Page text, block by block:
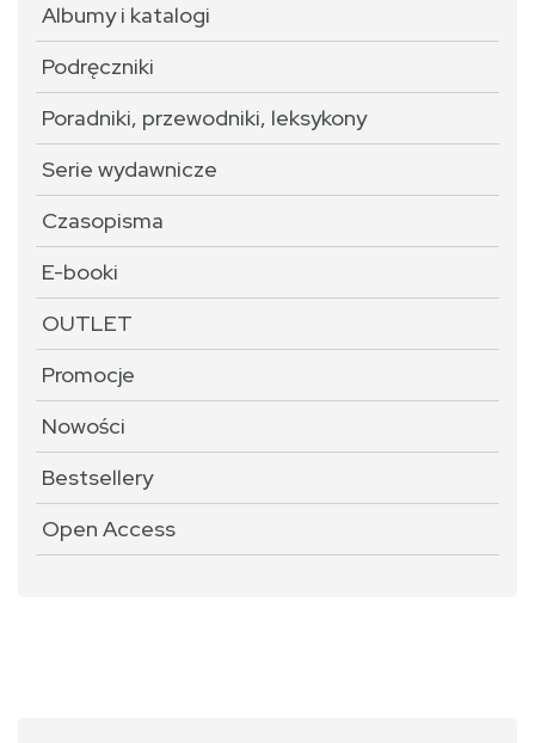
Albumy i katalogi
Podręczniki
Poradniki, przewodniki, leksykony
Serie wydawnicze
Czasopisma
E-booki
OUTLET
Promocje
Nowości
Bestsellery
Open Access